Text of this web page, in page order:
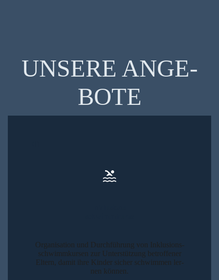
UNSE­RE ANGE­
BO­TE
Orga­ni­sa­ti­on und Durch­füh­rung von Inklu­si­ons­
schwimm­kur­sen zur Unter­stüt­zung betrof­fe­ner
Eltern, damit ihre Kin­der sicher schwim­men ler­
nen kön­nen.